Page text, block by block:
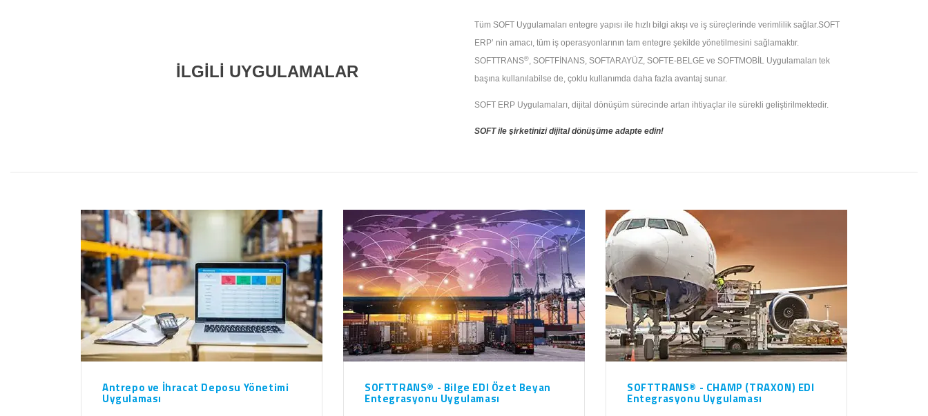
İLGİLİ UYGULAMALAR
Tüm SOFT Uygulamaları entegre yapısı ile hızlı bilgi akışı ve iş süreçlerinde verimlilik sağlar.SOFT
ERP’ nin amacı, tüm iş operasyonlarının tam entegre şekilde yönetilmesini sağlamaktır.
SOFTTRANS®, SOFTFİNANS, SOFTARAYÜZ, SOFTE-BELGE ve SOFTMOBİL Uygulamaları tek
başına kullanılabilse de, çoklu kullanımda daha fazla avantaj sunar.
SOFT ERP Uygulamaları, dijital dönüşüm sürecinde artan ihtiyaçlar ile sürekli geliştirilmektedir.
SOFT ile şirketinizi dijital dönüşüme adapte edin!
Antrepo ve İhracat Deposu Yönetimi
Uygulaması
SOFTTRANS® - Bilge EDI Özet Beyan
Entegrasyonu Uygulaması
SOFTTRANS® - CHAMP (TRAXON) EDI
Entegrasyonu Uygulaması